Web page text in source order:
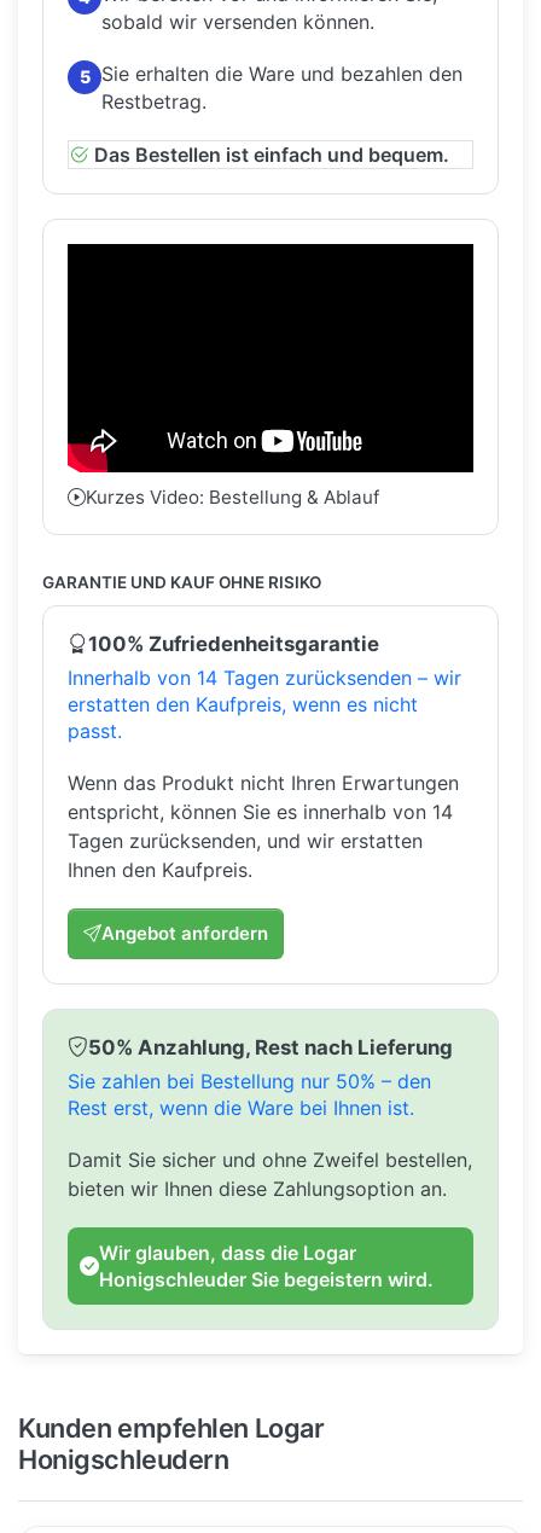
sobald wir versenden können.
5
Sie erhalten die Ware und bezahlen den
Restbetrag.
Das Bestellen ist einfach und bequem.
Kurzes Video: Bestellung & Ablauf
GARANTIE UND KAUF OHNE RISIKO
100% Zufriedenheitsgarantie
Innerhalb von 14 Tagen zurücksenden – wir
erstatten den Kaufpreis, wenn es nicht
passt.
Wenn das Produkt nicht Ihren Erwartungen
entspricht, können Sie es innerhalb von 14
Tagen zurücksenden, und wir erstatten
Ihnen den Kaufpreis.
Angebot anfordern
50% Anzahlung, Rest nach Lieferung
Sie zahlen bei Bestellung nur 50% – den
Rest erst, wenn die Ware bei Ihnen ist.
Damit Sie sicher und ohne Zweifel bestellen,
bieten wir Ihnen diese Zahlungsoption an.
Wir glauben, dass die Logar
Honigschleuder Sie begeistern wird.
Kunden empfehlen Logar
Honigschleudern